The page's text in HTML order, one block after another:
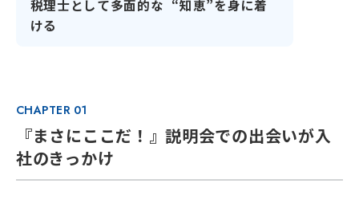
税理士として多面的な “知恵”を身に着
ける
CHAPTER 01
『まさにここだ！』説明会での出会いが入
社のきっかけ